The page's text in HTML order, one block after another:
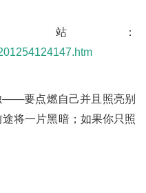
站：
要点燃自己并且照亮别
将一片黑暗；如果你只照